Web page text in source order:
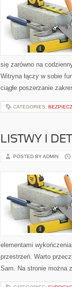
się zarówno na
Witryna łączy w sobie
ciągłe poszerzanie
CATEGORIES:
LISTWY I
POSTED BY ADMIN
elementami
przestrzeń. Warto
Sam. Na stronie można